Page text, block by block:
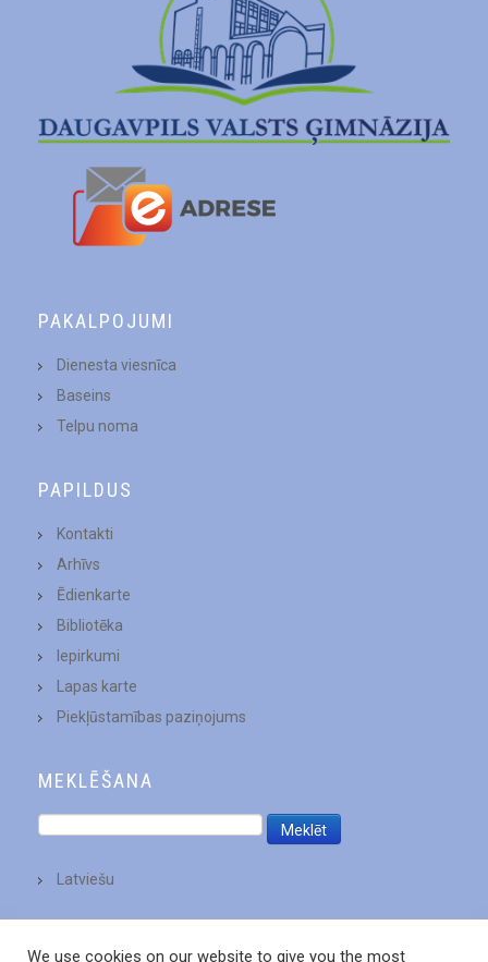
PAKALPOJUMI
Dienesta viesnīca
Baseins
Telpu noma
PAPILDUS
Kontakti
Arhīvs
Ēdienkarte
Bibliotēka
Iepirkumi
Lapas karte
Piekļūstamības paziņojums
MEKLĒŠANA
Latviešu
We use cookies on our website to give you the most